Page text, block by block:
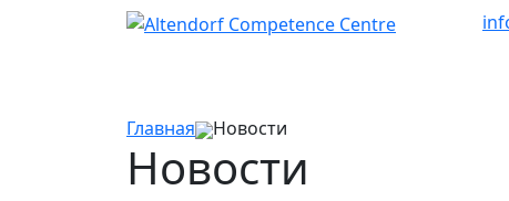
Главная Новости
Новости